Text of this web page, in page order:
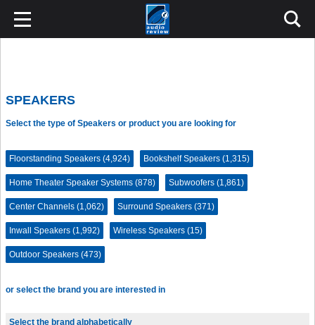
SPEAKERS
Select the type of Speakers or product you are looking for
Floorstanding Speakers (4,924) Bookshelf Speakers (1,315)
Home Theater Speaker Systems (878) Subwoofers (1,861)
Center Channels (1,062) Surround Speakers (371)
Inwall Speakers (1,992) Wireless Speakers (15)
Outdoor Speakers (473)
or select the brand you are interested in
Select the brand alphabetically